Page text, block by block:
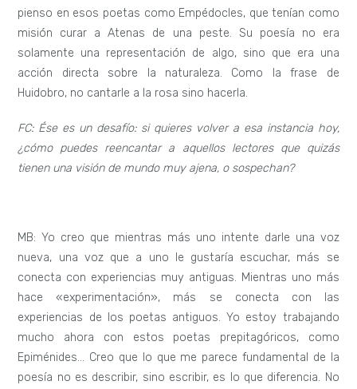
pienso en esos poetas como Empédocles, que tenían como
misión curar a Atenas de una peste. Su poesía no era
solamente una representación de algo, sino que era una
acción directa sobre la naturaleza. Como la frase de
Huidobro, no cantarle a la rosa sino hacerla.
FC: Ése es un desafío: si quieres volver a esa instancia hoy,
¿cómo puedes reencantar a aquellos lectores que quizás
tienen una visión de mundo muy ajena, o sospechan?
MB: Yo creo que mientras más uno intente darle una voz
nueva, una voz que a uno le gustaría escuchar, más se
conecta con experiencias muy antiguas. Mientras uno más
hace «experimentación», más se conecta con las
experiencias de los poetas antiguos. Yo estoy trabajando
mucho ahora con estos poetas prepitagóricos, como
Epiménides… Creo que lo que me parece fundamental de la
poesía no es describir, sino escribir, es lo que diferencia. No